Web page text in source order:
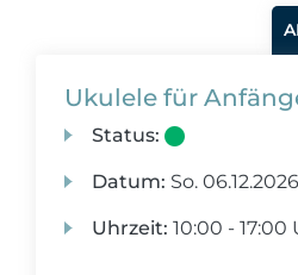
Ukulele für
Status:
Datum: So. 06.12.2026
Uhrzeit: 10:00 - 17:00